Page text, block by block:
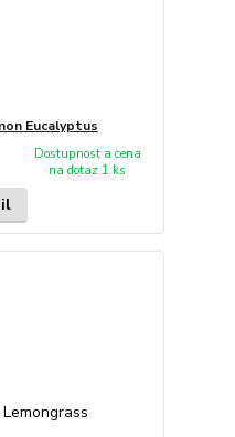
Eucalyptus
Dostupnost a cena
na dotaz 1 ks